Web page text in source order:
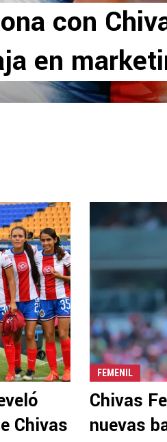
con
en
Chivas
FEMENIL
Chivas
nuevas